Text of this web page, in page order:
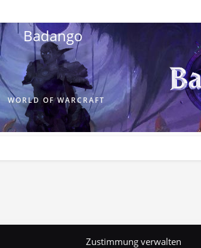
Zustimmung verwalten
Badango
WORLD OF WARCRAFT